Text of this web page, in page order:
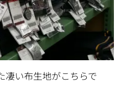
凄い布生地がこちらで